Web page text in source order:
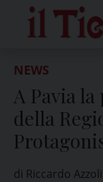
content
NEWS
A Pavia
della
di Riccardo